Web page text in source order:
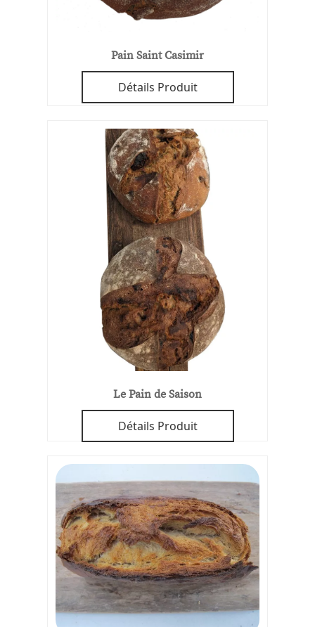
Pain Saint Casimir
Détails Produit
Le Pain de Saison
Détails Produit